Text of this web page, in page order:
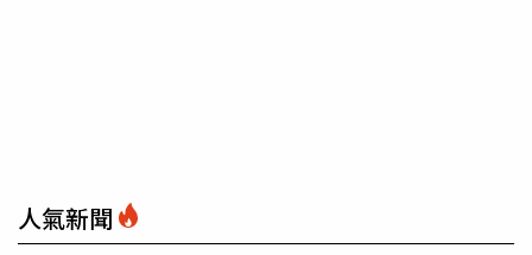
人氣新聞